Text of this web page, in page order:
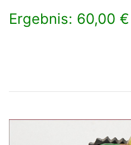
Ergebnis: 60,00 €